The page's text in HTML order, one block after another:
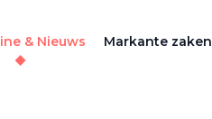
& Nieuws Markante zaken